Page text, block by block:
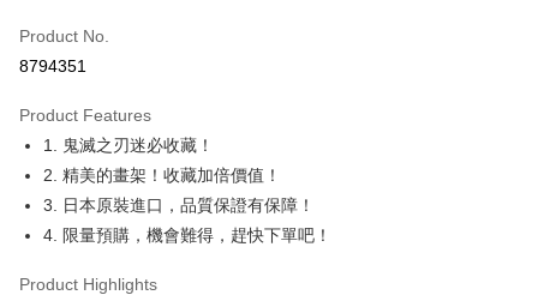
Convenience Store Pickup and Pay
Apple Pay
Easy Wallet
Product No.
8794351
Product Features
1. 鬼滅之刃迷必收藏！
2. 精美的畫架！收藏加倍價值！
3. 日本原裝進口，品質保證有保障！
4. 限量預購，機會難得，趕快下單吧！
Product Highlights